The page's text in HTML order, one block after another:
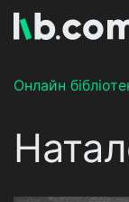
Онлайн